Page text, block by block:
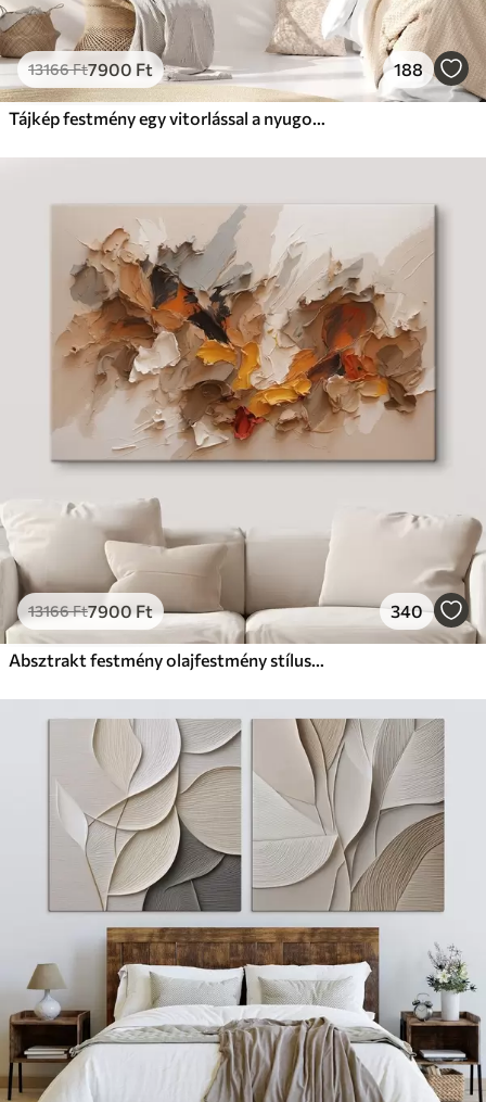
13166Ft7900 Ft 188
Tájkép festmény egy vitorlással a nyugodt tengeren, narancssárga és sárga égbolt, távoli hegyek
13166Ft7900Ft 340
Absztrakt festmény olajfestmény stílusban